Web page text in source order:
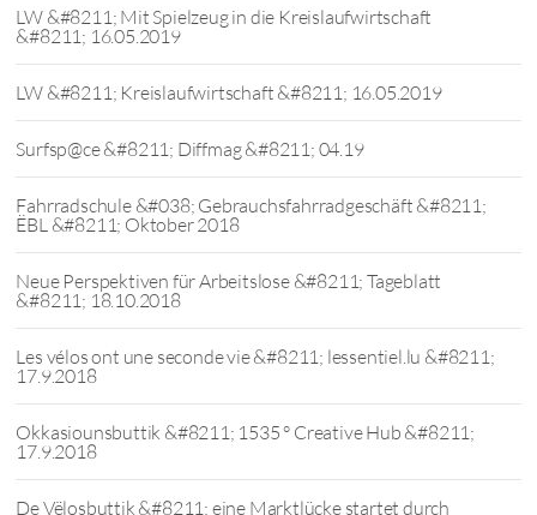
LW &#8211; Mit Spielzeug in die Kreislaufwirtschaft
&#8211; 16.05.2019
LW &#8211; Kreislaufwirtschaft &#8211; 16.05.2019
Surfsp@ce &#8211; Diffmag &#8211; 04.19
Fahrradschule &#038; Gebrauchsfahrradgeschäft &#8211;
ËBL &#8211; Oktober 2018
Neue Perspektiven für Arbeitslose &#8211; Tageblatt
&#8211; 18.10.2018
Les vélos ont une seconde vie &#8211; lessentiel.lu &#8211;
17.9.2018
Okkasiounsbuttik &#8211; 1535 ° Creative Hub &#8211;
17.9.2018
De Vëlosbuttik &#8211; eine Marktlücke startet durch